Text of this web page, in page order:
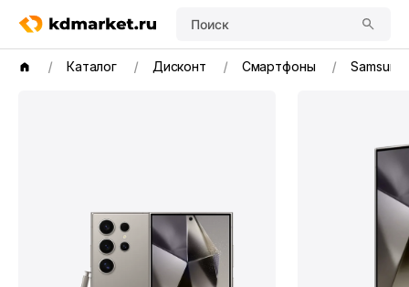
Поиск
Каталог Дисконт Смартфоны